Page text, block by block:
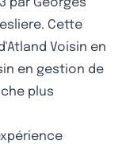
par Georges
Cette
Voisin en
en gestion de
plus